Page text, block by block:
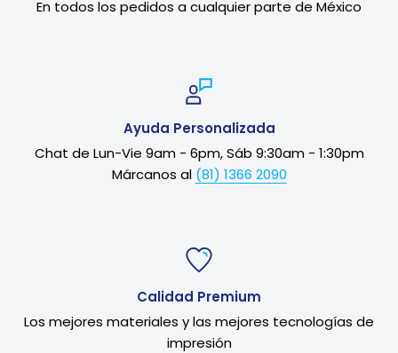
En todos los pedidos a cualquier parte de México
Ayuda Personalizada
Chat de Lun-Vie 9am - 6pm, Sáb 9:30am - 1:30pm
Márcanos al (81) 1366 2090
Calidad Premium
Los mejores materiales y las mejores tecnologías de
impresión